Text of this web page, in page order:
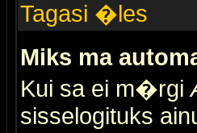
Tagasi �les
Miks ma
Kui sa ei m�rgi
sisselogituks